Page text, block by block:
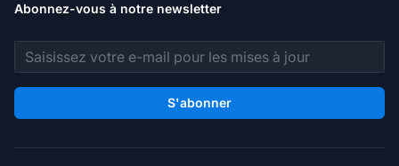
Abonnez-vous à notre newsletter
Adresse e-mail
S'abonner